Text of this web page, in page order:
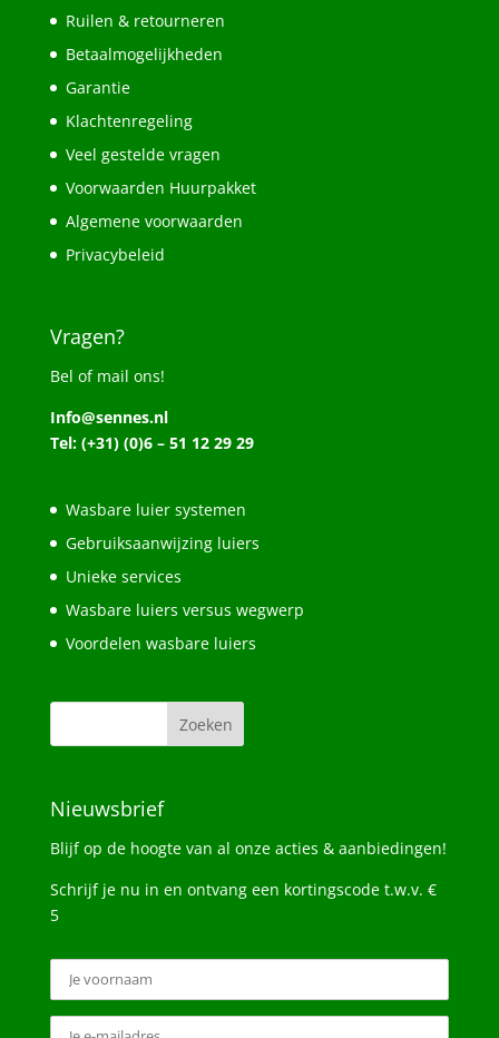
Ruilen & retourneren
Betaalmogelijkheden
Garantie
Klachtenregeling
Veel gestelde vragen
Voorwaarden Huurpakket
Algemene voorwaarden
Privacybeleid
Vragen?
Bel of mail ons!
Info@sennes.nl
Tel: (+31) (0)6 – 51 12 29 29
Wasbare luier systemen
Gebruiksaanwijzing luiers
Unieke services
Wasbare luiers versus wegwerp
Voordelen wasbare luiers
Nieuwsbrief
Blijf op de hoogte van al onze acties & aanbiedingen!
Schrijf je nu in en ontvang een kortingscode t.w.v. €
5